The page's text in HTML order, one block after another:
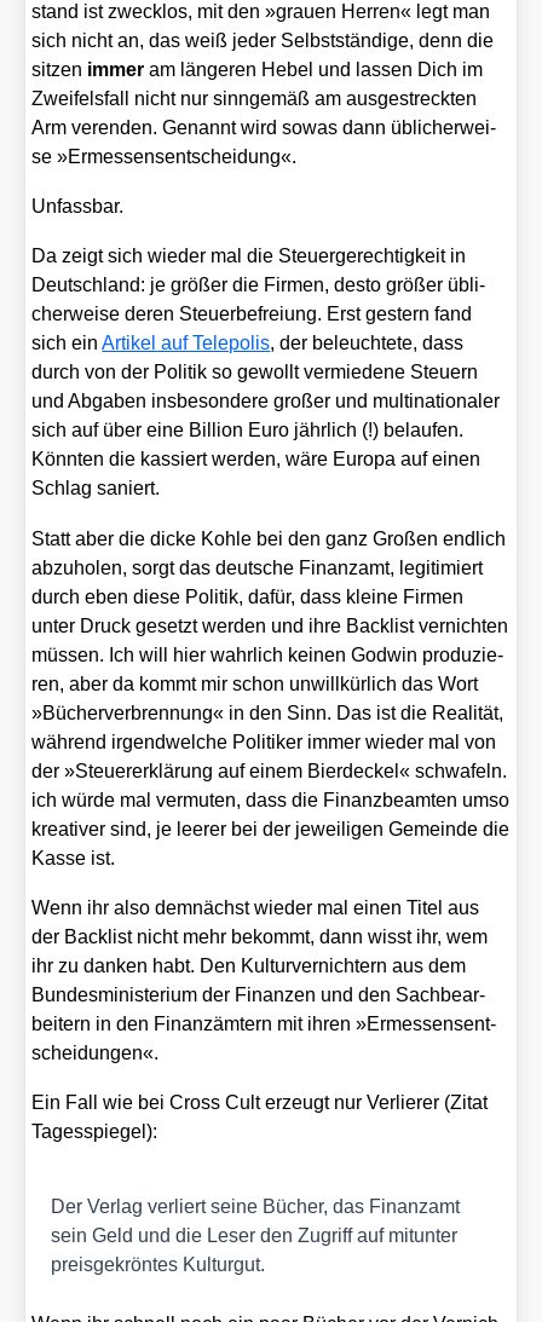
stand ist zweck­los, mit den »grau­en Her­ren« legt man
sich nicht an, das weiß jeder Selbst­stän­di­ge, denn die
sit­zen immer am län­ge­ren Hebel und las­sen Dich im
Zwei­fels­fall nicht nur sinn­ge­mäß am aus­ge­streck­ten
Arm ver­en­den. Genannt wird sowas dann übli­cher­wei­
se »Ermes­sens­ent­schei­dung«.
Unfass­bar.
Da zeigt sich wie­der mal die Steu­er­ge­rech­tig­keit in
Deutsch­land: je grö­ßer die Fir­men, des­to grö­ßer übli­
cher­wei­se deren Steu­er­be­frei­ung. Erst ges­tern fand
sich einArti­kel auf Tele­po­lis, der beleuch­te­te, dass
durch von der Poli­tik so gewollt ver­mie­de­ne Steu­ern
und Abga­ben ins­be­son­de­re gro­ßer und mul­ti­na­tio­na­ler
sich auf über eine Bil­li­on Euro jähr­lich (!) belau­fen.
Könn­ten die kas­siert wer­den, wäre Euro­pa auf einen
Schlag saniert.
Statt aber die dicke Koh­le bei den ganz Gro­ßen end­lich
abzu­ho­len, sorgt das deut­sche Finanz­amt, legi­ti­miert
durch eben die­se Poli­tik, dafür, dass klei­ne Fir­men
unter Druck gesetzt wer­den und ihre Back­list ver­nich­ten
müs­sen. Ich will hier wahr­lich kei­nen God­win pro­du­zie­
ren, aber da kommt mir schon unwill­kür­lich das Wort
»Bücher­ver­bren­nung« in den Sinn. Das ist die Rea­li­tät,
wäh­rend irgend­wel­che Poli­ti­ker immer wie­der mal von
der »Steu­er­erklä­rung auf einem Bier­de­ckel« schwa­feln.
ich wür­de mal ver­mu­ten, dass die Finanz­be­am­ten umso
krea­ti­ver sind, je lee­rer bei der jewei­li­gen Gemein­de die
Kas­se ist.
Wenn ihr also dem­nächst wie­der mal einen Titel aus
der Back­list nicht mehr bekommt, dann wisst ihr, wem
ihr zu dan­ken habt. Den Kul­tur­ver­nich­tern aus dem
Bun­des­mi­nis­te­ri­um der Finan­zen und den Sach­be­ar­
bei­tern in den Finanz­äm­tern mit ihren »Ermes­sens­ent­
schei­dun­gen«.
Ein Fall wie bei Cross Cult erzeugt nur Ver­lie­rer (Zitat
Tages­spie­gel):
Der Ver­lag ver­liert sei­ne Bücher, das Finanz­amt
sein Geld und die Leser den Zugriff auf mit­un­ter
preis­ge­krön­tes Kul­tur­gut.